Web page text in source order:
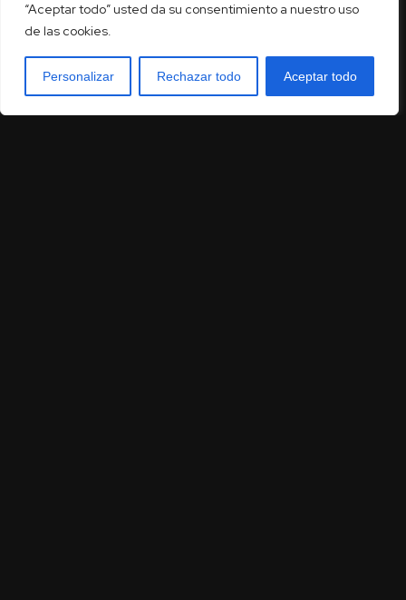
“Aceptar todo” usted da su consentimiento a nuestro uso
de las cookies.
Personalizar Rechazar todo Aceptar todo